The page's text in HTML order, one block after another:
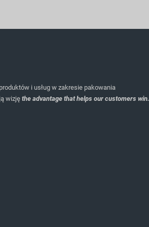
i usług w zakresie pakowania
wizję the advantage that helps our customers win.